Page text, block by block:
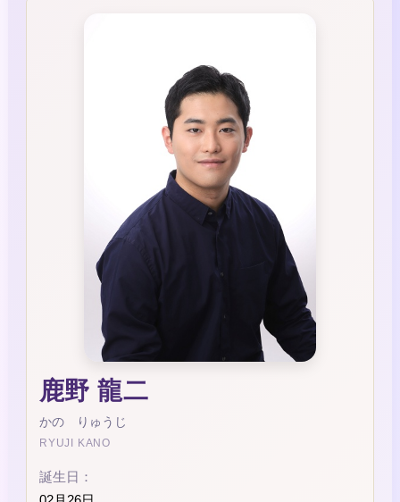
鹿野 龍二
かの りゅうじ
RYUJI KANO
誕生日：